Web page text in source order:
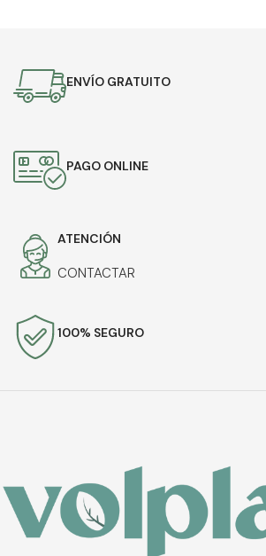
ENVÍO GRATUITO
PAGO ONLINE
ATENCIÓN
CONTACTAR
100% SEGURO